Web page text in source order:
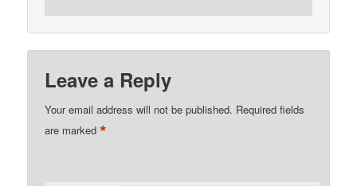
Leave a Reply
Your email address will not be published. Required fields
are marked*